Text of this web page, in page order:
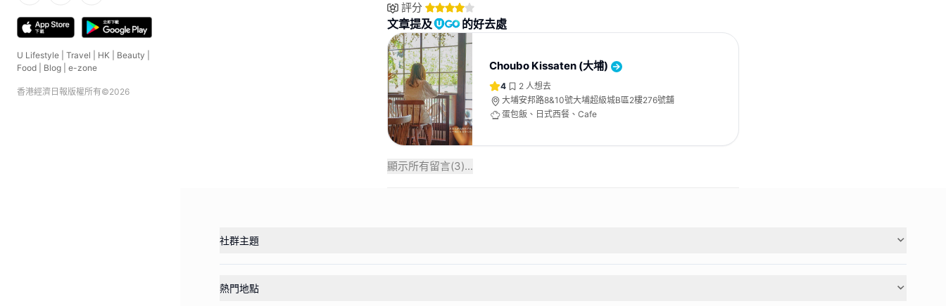
U Lifestyle Travel HK Beauty
Food
Blog e-zone
香港經濟日報版權所有©2026
評分
文章提及 的好去處
Choubo Kissaten (大埔)
4 2 人想去
大埔安邦路8&10號大埔超級城B區2樓276號舖
蛋包飯、日式西餐、Cafe
顯示所有留言(3)...
社群主題
熱門地點